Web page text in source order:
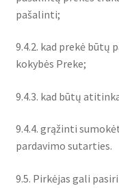
pašalinti;
9.4.2. kad prekė būtų
kokybės Preke;
9.4.3. kad būtų
9.4.4. grąžinti
pardavimo sutarties.
9.5. Pirkėjas gali